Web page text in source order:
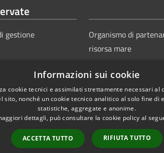
gestione
Organismo di
risorsa mare
Copyright
Informazioni sui cookie
cookie tecnici e assimilati strettamente necessari al
sito, nonché un cookie tecnico analitico al solo fine di
statistiche, aggregate e anonime.
dettagli, può consultare la cookie policy al
ACCETTA TUTTO RIFIUTA TUTTO